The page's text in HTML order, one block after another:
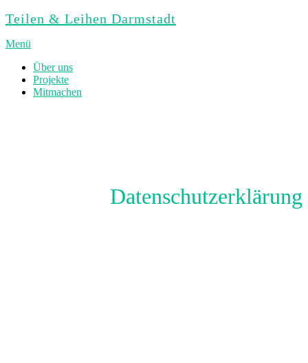
Zum
Inhalt
springen
Teilen & Leihen Darmstadt
Menü
Über uns
Projekte
Mitmachen
Datenschutzerklärung